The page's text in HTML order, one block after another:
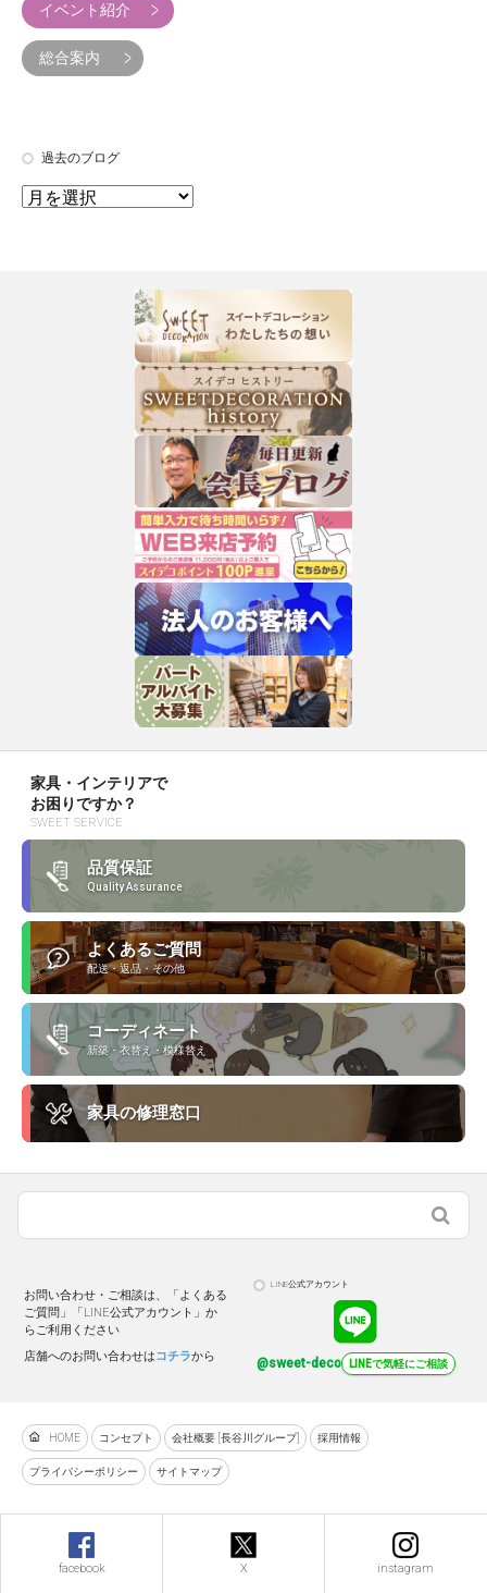
イベント紹介
総合案内
過去のブログ
家具・インテリアで
お困りですか？
SWEET SERVICE
品質保証
Quality Assurance
よくあるご質問
配送・返品・その他
コーディネート
新築・衣替え・模様替え
家具の修理窓口
お問い合わせ・ご相談は、「よくある
ご質問」「LINE公式アカウント」か
らご利用ください
店舗へのお問い合わせはコチラから
LINE公式アカウント
@sweet-deco LINEで気軽にご相談
HOME コンセプト 会社概要 [長谷川グループ] 採用情報
プライバシーポリシー サイトマップ
facebook X instagram